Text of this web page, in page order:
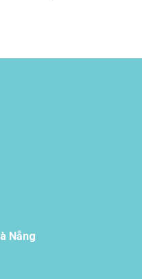
Nẵng